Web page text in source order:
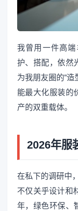
我曾用一件高
护、搭配，依然
为我朋友圈的“
能最大化服装的
产的双重载体。
2026年服
在私下的调研中
不仅关乎设计和
年，绿色环保、